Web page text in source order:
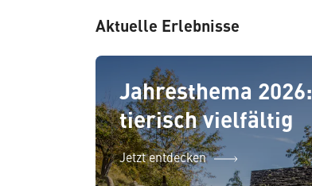
Aktuelle Erlebnisse
Jahresthema 2026:
tierisch vielfältig
Jetzt entdecken